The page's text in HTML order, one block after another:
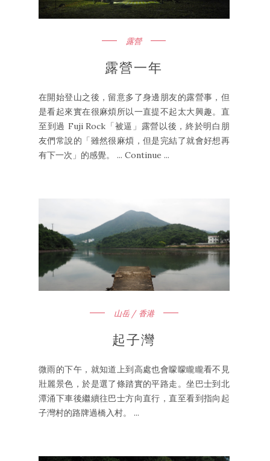
露營
露營一年
在開始登山之後，留意多了身邊朋友的露營事，但
是看起來實在很麻煩所以一直提不起太大興趣。直
至到過 Fuji Rock「被逼」露營以後，終於明白朋
友們常說的「雖然很麻煩，但是完結了就會好想再
有下一次」的感覺。 ... Continue ...
山岳 / 香港
起子灣
微雨的下午，就知道上到高處也會矇矇矓矓看不見
壯麗景色，於是選了條踏實的平路走。坐巴士到北
潭涌下車後繼續往巴士方向直行，直至看到指向起
子灣村的路牌過橋入村。 ...